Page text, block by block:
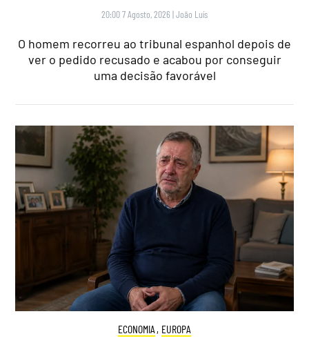
20:00 7 Agosto, 2026 |João Luís
O homem recorreu ao tribunal espanhol depois de
ver o pedido recusado e acabou por conseguir
uma decisão favorável
ECONOMIA , EUROPA